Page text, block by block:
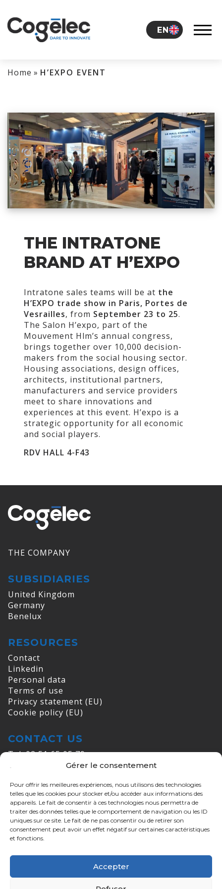
Gérer le consentement
Pour offrir les meilleures expériences, nous utilisons des technologies
telles que les cookies pour stocker et/ou accéder aux informations des
appareils. Le fait de consentir à ces technologies nous permettra de
traiter des données telles que le comportement de navigation ou les ID
uniques sur ce site. Le fait de ne pas consentir ou de retirer son
consentement peut avoir un effet négatif sur certaines caractéristiques
et fonctions.
Accepter
EN
THE GROUP
CAREERS
NEWS
CONTACT
Home » H’EXPO EVENT
THE INTRATONE
BRAND AT H’EXPO
Intratone sales teams will be at the
H’EXPO trade show in Paris, Portes de
Vesrailles, from September 23 to 25.
The Salon H’expo, part of the
Mouvement Hlm’s annual congress,
brings together over 10,000 decision-
makers from the social housing sector.
Housing associations, design offices,
architects, institutional partners,
manufacturers and service providers
meet to share innovations and
experiences at this event. H’expo is a
strategic opportunity for all economic
and social players.
RDV HALL 4-F43
THE COMPANY
SUBSIDIARIES
United Kingdom
Germany
Benelux
RESOURCES
Contact
Linkedin
Personal data
Terms of use
Privacy statement (EU)
Cookie policy (EU)
CONTACT US
Tel: 02 51 65 05 79
Email:
info@cogelec.fr
ADDRESSES
COGELEC MORTAGNE
ZI de Maunit - 370 rue de Maunit,
85290 Mortagne-sur-Sèvre
26 mail Pablo Picasso,
44000 Nantes